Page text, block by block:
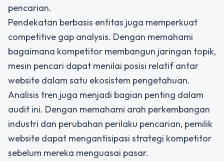
pencarian.
Pendekatan berbasis entitas juga memperkuat
competitive gap analysis. Dengan memahami
bagaimana kompetitor membangun jaringan topik,
mesin pencari dapat menilai posisi relatif antar
website dalam satu ekosistem pengetahuan.
Analisis tren juga menjadi bagian penting dalam
audit ini. Dengan memahami arah perkembangan
industri dan perubahan perilaku pencarian, pemilik
website dapat mengantisipasi strategi kompetitor
sebelum mereka menguasai pasar.